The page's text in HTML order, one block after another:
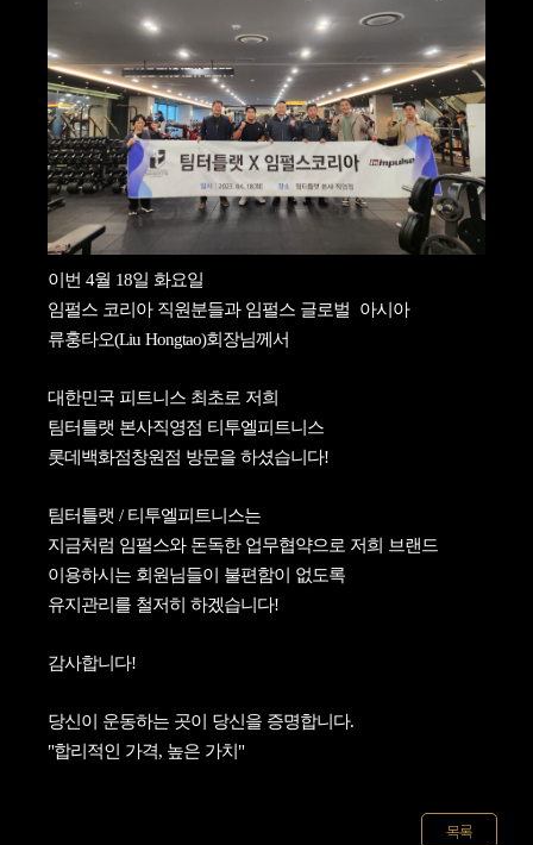
이번 4월 18일 화요일
임펄스 코리아 직원분들과 임펄스 글로벌 아시아
류훙타오(Liu Hongtao)회장님께서
대한민국 피트니스 최초로 저희
팀터틀랫 본사직영점 티투엘피트니스
롯데백화점창원점 방문을 하셨습니다!
팀터틀랫 / 티투엘피트니스는
지금처럼 임펄스와 돈독한 업무협약으로 저희 브랜드
이용하시는 회원님들이 불편함이 없도록
유지관리를 철저히 하겠습니다!
감사합니다!
당신이 운동하는 곳이 당신을 증명합니다.
"합리적인 가격, 높은 가치"
목록